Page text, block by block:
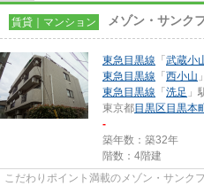
賃貸｜マンション メゾン・サンク
東急目黒線 「 武蔵小
東急目黒線 「 西小山
東急目黒線 「 洗足 」
東京都目黒区 目黒本
-
築年数：築32年
階数：4階建
こだわりポイント満載のメゾン・サンク